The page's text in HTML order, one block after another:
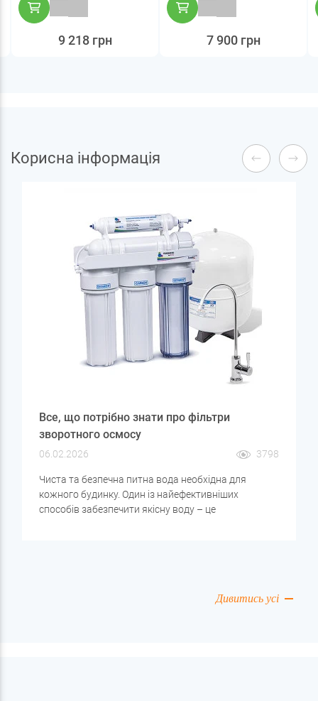
9 218 грн 7 900 грн
Корисна інформація
Все, що потрібно знати про фільтри
зворотного осмосу
06.02.2026 3798
Чиста та безпечна питна вода необхідна для
кожного будинку. Один із найефективніших
способів забезпечити якісну воду – це
Дивитись усі